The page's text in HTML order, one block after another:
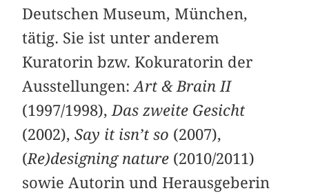
Deutschen Museum, München,
tätig. Sie ist unter anderem
Kuratorin bzw. Kokuratorin der
Ausstellungen:Art & Brain II
(1997/1998),Das zweite Gesicht
(2002),Say it isn’t so (2007),
(Re)designing nature (2010/2011)
sowie Autorin und Herausgeberin